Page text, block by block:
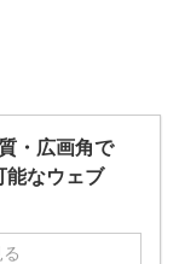
・広画角で
能なウェブ